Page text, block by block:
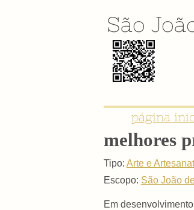
São
página
melhores
Tipo: Arte e
Escopo: São João
Em